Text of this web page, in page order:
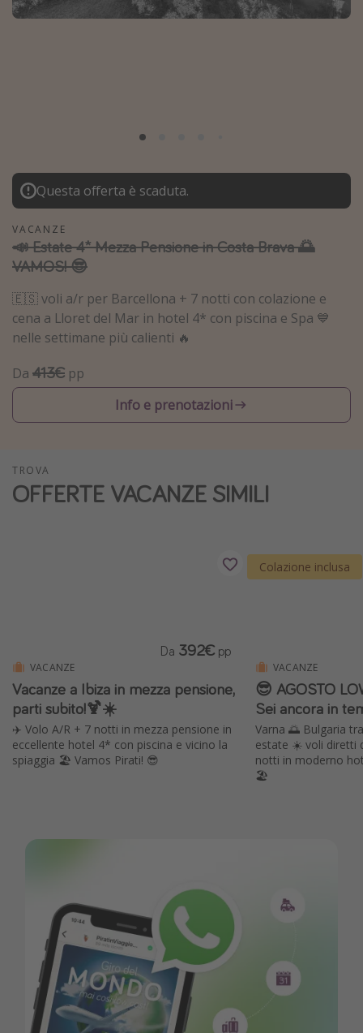
Grecia
Capo Verde
Tipo di vacanza
Vacanze last minute
Vacanze estate 2026
Vacanze di Pasqua 2026
Vacanze con bambini
Altri argomenti
Questa offerta è scaduta.
VACANZE
📣 Estate 4* Mezza Pensione in Costa Brava 🌅
VAMOS! 😎
🇪🇸 voli a/r per Barcellona + 7 notti con colazione e
cena a Lloret del Mar in hotel 4* con piscina e Spa 💙
nelle settimane più calienti 🔥
Da 413€ pp
Info e prenotazioni
TROVA
OFFERTE VACANZE SIMILI
VACANZE
Vacanze a Ibiza in mezza pensione,
parti subito!🍹☀️
✈️ Volo A/R + 7 notti in mezza pensione in
eccellente hotel 4* con piscina e vicino la
spiaggia 🏖️ Vamos Pirati! 😎
Da 392€ pp
Colazione inclusa
VACANZE
😎 AGOSTO
Sei ancora in
Varna 🌅 Bulgaria
estate ☀️ voli diretti
notti in moderno
🏖️